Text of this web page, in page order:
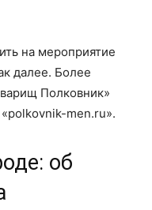
на мероприятие
далее. Более
Полковник»
men.ru».
об